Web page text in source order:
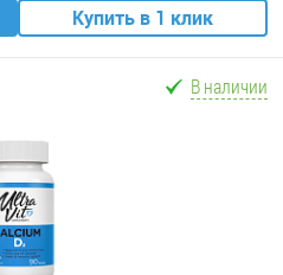
Купить в 1 клик
В наличии